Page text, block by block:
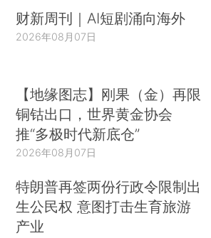
财新周刊｜AI短剧涌向海外
2026年08月07日
【地缘图志】刚果（金）再限
铜钴出口，世界黄金协会
推“多极时代新底仓”
2026年08月07日
特朗普再签两份行政令限制出
生公民权 意图打击生育旅游
产业